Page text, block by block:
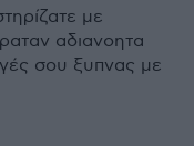
με
αδιανοητα
σου ξυπνας με